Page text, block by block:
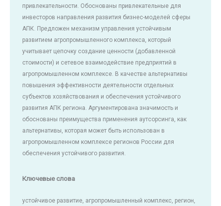
привлекательности. Обоснованы привлекательные для
инвесторов направления развития бизнес-моделей сферы
АПК. Предложен механизм управления устойчивым
развитием агропромышленного комплекса, который
учитывает цепочку создание ценности (добавленной
стоимости) и сетевое взаимодействие предприятий в
агропромышленном комплексе. В качестве альтернативы
повышения эффективности деятельности отдельных
субъектов хозяйствования и обеспечения устойчивого
развития АПК региона. Аргументирована значимость и
обоснованы преимущества применения аутсорсинга, как
альтернативы, которая может быть использован в
агропромышленном комплексе регионов России для
обеспечения устойчивого развития.
Ключевые слова
устойчивое развитие, агропромышленный комплекс, регион,